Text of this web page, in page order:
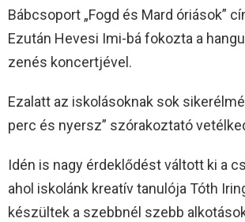
Bábcsoport „Fogd és Mard óriások”
Ezután Hevesi Imi-bá fokozta a
zenés koncertjével.
Ezalatt az iskolásoknak sok
perc és nyersz” szórakoztató
Idén is nagy érdeklődést váltott ki a
ahol iskolánk kreatív tanulója Tóth
készültek a szebbnél szebb